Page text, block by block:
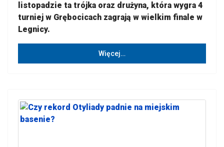
listopadzie ta trójka oraz drużyna, która wygra 4
turniej w Grębocicach zagrają w wielkim finale w
Legnicy.
Więcej…